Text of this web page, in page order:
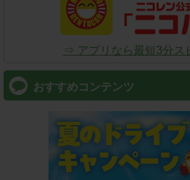
⇒ アプリなら最短3分ス
おすすめコンテンツ